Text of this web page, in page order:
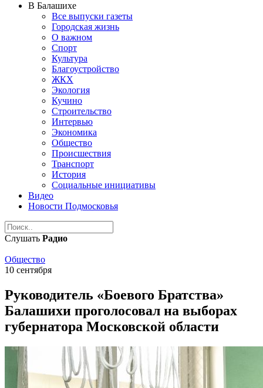
В Балашихе
Все выпуски газеты
Городская жизнь
О важном
Спорт
Культура
Благоустройство
ЖКХ
Экология
Кучино
Строительство
Интервью
Экономика
Общество
Происшествия
Транспорт
История
Социальные инициативы
Видео
Новости Подмосковья
Слушать Радио
Общество
10 сентября
Руководитель «Боевого Братства»
Балашихи проголосовал на выборах
губернатора Московской области